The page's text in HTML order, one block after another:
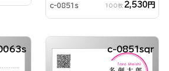
c-0851s 100枚 2,530円
c-0851sqr